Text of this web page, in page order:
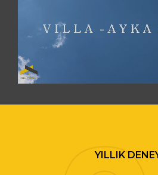
YILLIK